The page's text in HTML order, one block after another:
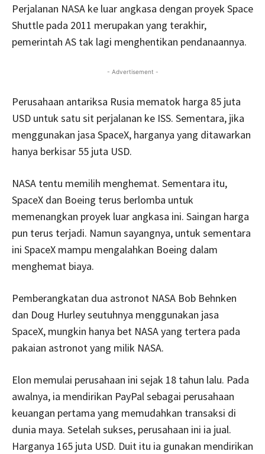
Perjalanan NASA ke luar angkasa dengan proyek Space
Shuttle pada 2011 merupakan yang terakhir,
pemerintah AS tak lagi menghentikan pendanaannya.
- Advertisement -
Perusahaan antariksa Rusia mematok harga 85 juta
USD untuk satu sit perjalanan ke ISS. Sementara, jika
menggunakan jasa SpaceX, harganya yang ditawarkan
hanya berkisar 55 juta USD.
NASA tentu memilih menghemat. Sementara itu,
SpaceX dan Boeing terus berlomba untuk
memenangkan proyek luar angkasa ini. Saingan harga
pun terus terjadi. Namun sayangnya, untuk sementara
ini SpaceX mampu mengalahkan Boeing dalam
menghemat biaya.
Pemberangkatan dua astronot NASA Bob Behnken
dan Doug Hurley seutuhnya menggunakan jasa
SpaceX, mungkin hanya bet NASA yang tertera pada
pakaian astronot yang milik NASA.
Elon memulai perusahaan ini sejak 18 tahun lalu. Pada
awalnya, ia mendirikan PayPal sebagai perusahaan
keuangan pertama yang memudahkan transaksi di
dunia maya. Setelah sukses, perusahaan ini ia jual.
Harganya 165 juta USD. Duit itu ia gunakan mendirikan